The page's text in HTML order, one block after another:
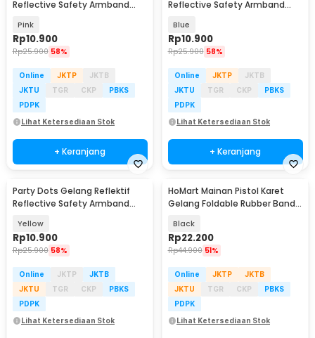
Reflective Safety Armband
Pink
Rp10.900
Rp25.900 58%
Online JKTP
JKTB
JKTU
TGR CKP
PBKS
PDPK
Lihat Ketersediaan Stok
+ Keranjang
Reflective Safety Armband
Blue
Rp10.900
Rp25.900 58%
Online JKTP
JKTB
JKTU
TGR CKP
PBKS
PDPK
Lihat Ketersediaan Stok
+ Keranjang
Party Dots Gelang Reflektif
Reflective Safety Armband
Yellow
Rp10.900
Rp25.900 58%
Online JKTP
JKTB
JKTU
TGR CKP
PBKS
PDPK
Lihat Ketersediaan Stok
HoMart Mainan Pistol Karet
Gelang Foldable Rubber Band
Black
Rp22.200
Rp44.900 51%
Online JKTP
JKTB
JKTU
TGR CKP
PBKS
PDPK
Lihat Ketersediaan Stok